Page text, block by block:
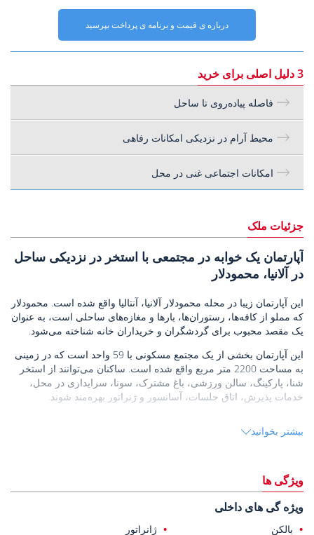
درباره ی قیمت و برنامه ی پرداخت بپرسید
3 دلیل اصلی برای خرید
فاصله پیاده‌روی تا ساحل
محیط آرام در نزدیکی امکانات رفاهی
امکانات اجتماعی غنی در محل
جزئیات ملک
آپارتمان یک خوابه در مجتمعی با استخر در نزدیکی ساحل
در آلانیا، محمودلار
این آپارتمان زیبا در محله محمودلار آلانیا، آنتالیا واقع شده است. محمودلار
که مملو از کافه‌ها، رستوران‌ها، بارها و مغازه‌های ساحلی است، به عنوان
یک مقصد محبوب برای گردشگران و خریداران خانه شناخته می‌شود.
این آپارتمان بخشی از یک مجتمع مسکونی با 59 واحد است که در زمینی
به مساحت 2200 متر مربع واقع شده است. ساکنان می‌توانند از استخر
شنا، پارکینگ، سالن ورزشی، باغ مشترک، سونا، سرایداری در محل،
خدمات پذیرش، اتاق جلسات، آسانسور و ژنراتور بهره‌مند شوند.
شیک، کابینت آشپزخانه و حمام، پیشخوان، لوازم جانبی، درب‌های ورودی
این آپارتمان فروشی در آلانیا
بیشتر بخوانید
ویژگی ها
ویژه گی های داخلی
بالکن
ژانراتور